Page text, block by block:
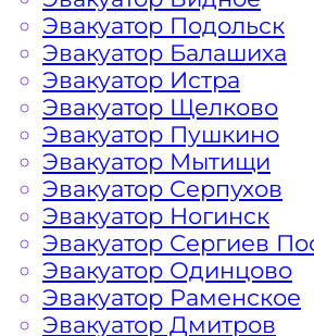
Эвакуатор Подольск
Эвакуатор Балашиха
Эвакуатор Истра
Эвакуатор Щелково
Эвакуатор Пушкино
Эвакуатор Мытищи
Эвакуатор Серпухов
Эвакуатор Ногинск
Эвакуатор Сергиев
Эвакуатор Одинцово
Эвакуатор Раменское
Эвакуатор Дмитров